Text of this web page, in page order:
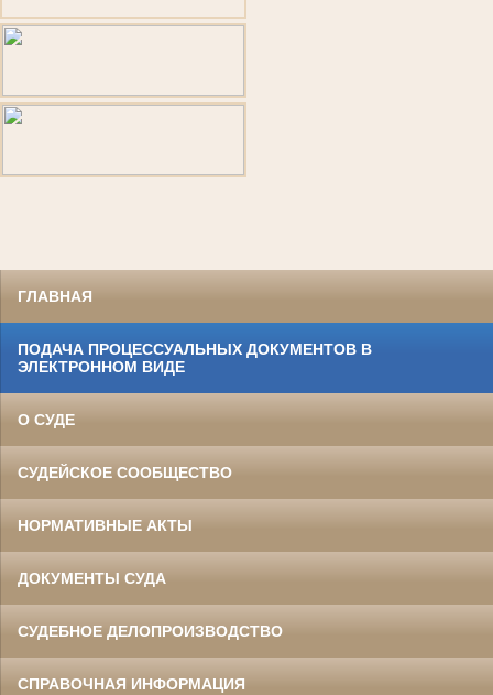
ГЛАВНАЯ
ПОДАЧА ПРОЦЕССУАЛЬНЫХ ДОКУМЕНТОВ В
ЭЛЕКТРОННОМ ВИДЕ
О СУДЕ
СУДЕЙСКОЕ СООБЩЕСТВО
НОРМАТИВНЫЕ АКТЫ
ДОКУМЕНТЫ СУДА
СУДЕБНОЕ ДЕЛОПРОИЗВОДСТВО
СПРАВОЧНАЯ ИНФОРМАЦИЯ